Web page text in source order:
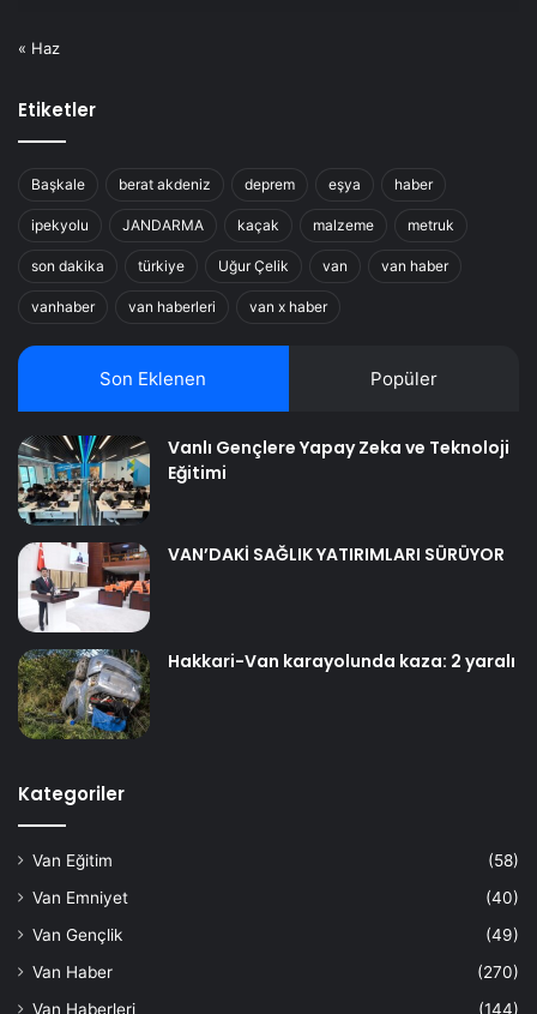
« Haz
Etiketler
Başkale berat akdeniz deprem eşya haber
ipekyolu JANDARMA kaçak malzeme metruk
son dakika türkiye Uğur Çelik van van haber
vanhaber van haberleri van x haber
Son Eklenen Popüler
Vanlı Gençlere Yapay Zeka ve Teknoloji
Eğitimi
VAN’DAKİ SAĞLIK YATIRIMLARI SÜRÜYOR
Hakkari-Van karayolunda kaza: 2 yaralı
Kategoriler
Van Eğitim
(58)
Van Emniyet
(40)
Van Gençlik
(49)
Van Haber
(270)
Van Haberleri
(144)